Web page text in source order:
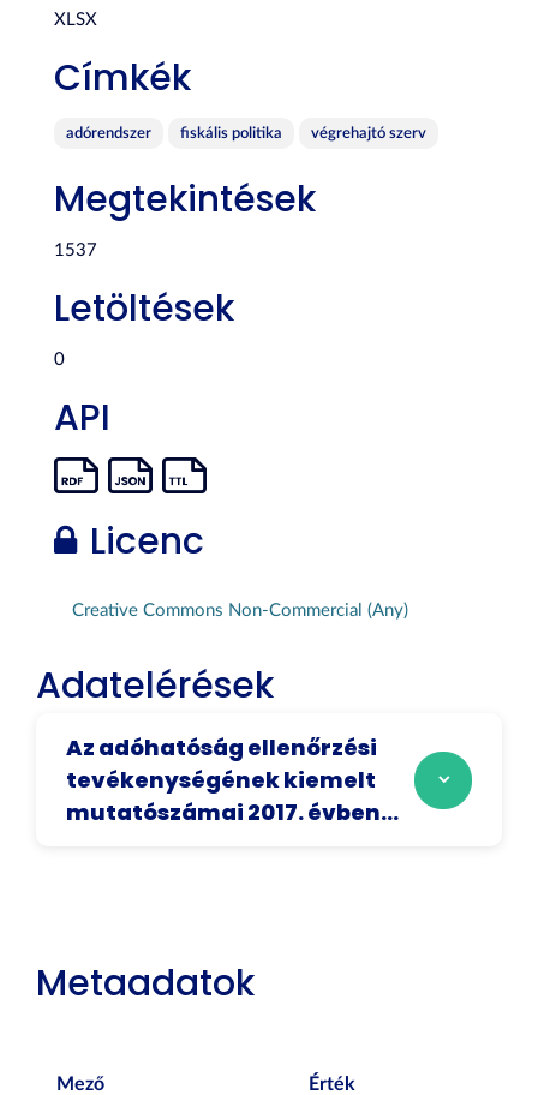
XLSX
Címkék
adórendszer fiskális politika végrehajtó szerv
Megtekintések
1537
Letöltések
0
API
Licenc
Creative Commons Non-Commercial (Any)
Adatelérések
Az adóhatóság ellenőrzési
tevékenységének kiemelt
mutatószámai 2017. évben...
Metaadatok
Mező Érték